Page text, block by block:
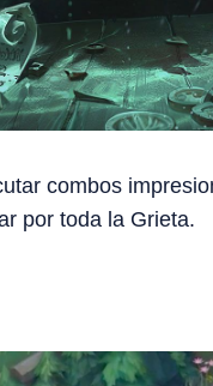
combos
por toda la Grieta.